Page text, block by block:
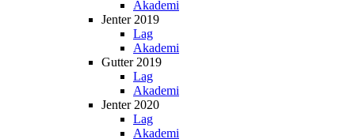
Akademi
Jenter 2019
Lag
Akademi
Gutter 2019
Lag
Akademi
Jenter 2020
Lag
Akademi